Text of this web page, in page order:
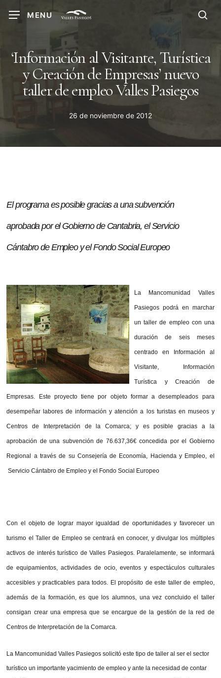
MENU
‘Información al Visitante, Turística
y Creación de Empresas’ nuevo
taller de empleo Valles Pasiegos
26 de noviembre de 2012
El programa es posible gracias a una subvención
aprobada por el Gobierno de Cantabria, el Servicio
Cántabro de Empleo y el Fondo Social Europeo
La Mancomunidad Valles
Pasiegos podrá en marchar
un taller de empleo con una
duración de seis meses
centrado en Información al
Visitante, Información
Turística y Creación de
Empresas. Este proyecto tiene por objeto formar a desempleados para
desempeñar labores de información y atención a los turistas en museos y
Centros de Interpretación de la Comarca; y es posible gracias a la
aprobación de una subvención de 76.637,36€ concedida por el Gobierno
Regional a través de su Consejería de Economía, Hacienda y Empleo, el
Servicio Cántabro de Empleo y el Fondo Social Europeo
Con el objeto de lograr mayor igualdad de oportunidades y favorecer un
turismo el Taller de Empleo se centrará en conocer, y divulgar los múltiples
activos de interés turístico de Valles Pasiegos. Paralelamente, se informará
de equipamientos, actividades de ocio, eventos y espectáculos culturales
accesibles y practicables para todos. El propósito de este taller de empleo,
además de la formación, es que los alumnos, una vez concluido el taller
consigan crear una empresa que se encargue de la gestión de la red de
Centros de Interpretación de la Comarca.
La Mancomunidad Valles Pasiegos solicitó este tipo de taller al ser el sector
turístico un importante yacimiento de empleo y ante la necesidad de contar